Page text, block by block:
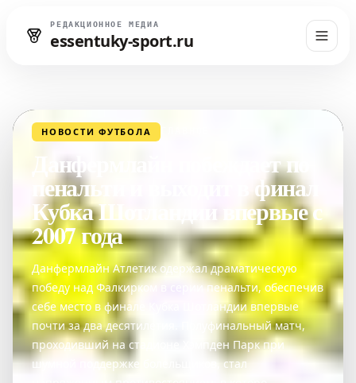
РЕДАКЦИОННОЕ МЕДИА
essentuky-sport.ru
НОВОСТИ ФУТБОЛА
Данфермлайн побеждает по
пенальти и выходит в финал
Кубка Шотландии впервые с
2007 года
Данфермлайн Атлетик одержал драматическую
победу над Фалкирком в серии пенальти, обеспечив
себе место в финале Кубка Шотландии впервые
почти за два десятилетия. Полуфинальный матч,
проходивший на стадионе Хэмпден Парк при
шумной поддержке болельщиков, стал